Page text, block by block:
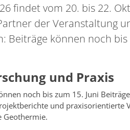
findet vom 20. bis 22.
der Veranstaltung
Beiträge können noch bis
und Praxis
noch bis zum 15. Juni
und praxisorientierte
Geothermie.